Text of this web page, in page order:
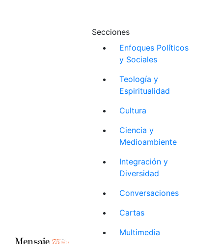
Secciones
Enfoques Políticos
y Sociales
Teología y
Espiritualidad
Cultura
Ciencia y
Medioambiente
Integración y
Diversidad
Conversaciones
Cartas
Multimedia